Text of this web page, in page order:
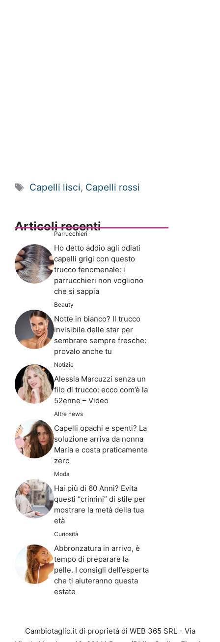
Tag
Capelli lisci, Capelli rossi
Articoli recenti
Parrucchieri
Ho detto addio agli odiati
capelli grigi con questo
trucco fenomenale: i
parrucchieri non vogliono
che si sappia
Beauty
Notte in bianco? Il trucco
invisibile delle star per
sembrare sempre fresche:
provalo anche tu
Notizie
Alessia Marcuzzi senza un
filo di trucco: ecco com’è la
52enne – Video
Altre news
Capelli opachi e spenti? La
soluzione arriva da nonna
Maria e costa praticamente
zero
Moda
Hai più di 60 Anni? Evita
questi “crimini” di stile per
mostrare la metà della tua
età
Curiosità
Abbronzatura in arrivo, è
tempo di preparare la
pelle. I consigli dell’esperta
che ti aiuteranno questa
estate
Cambiotaglio.it di proprietà di WEB 365 SRL - Via